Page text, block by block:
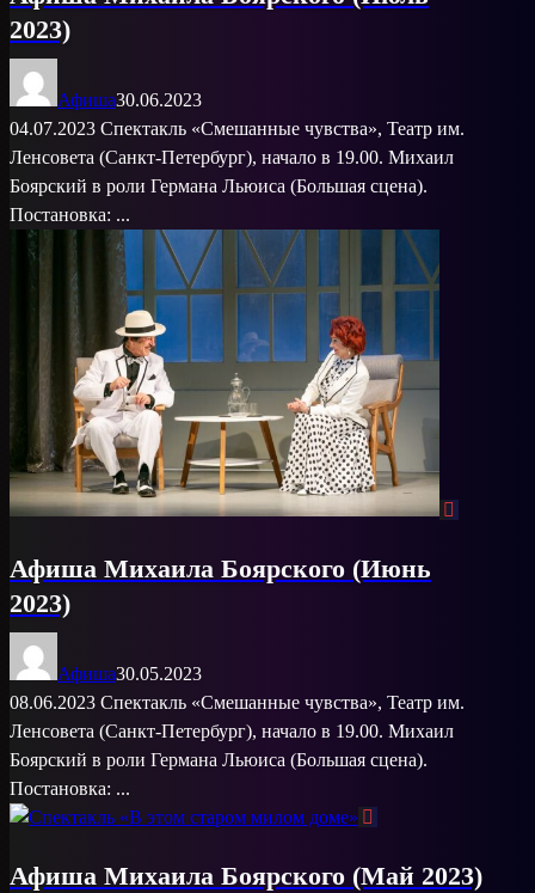
2023)
Афиша30.06.2023
04.07.2023 Спектакль «Смешанные чувства», Театр им.
Ленсовета (Санкт-Петербург), начало в 19.00. Михаил
Боярский в роли Германа Льюиса (Большая сцена).
Постановка: ...
Афиша Михаила Боярского (Июнь
2023)
Афиша30.05.2023
08.06.2023 Спектакль «Смешанные чувства», Театр им.
Ленсовета (Санкт-Петербург), начало в 19.00. Михаил
Боярский в роли Германа Льюиса (Большая сцена).
Постановка: ...
Афиша Михаила Боярского (Май 2023)